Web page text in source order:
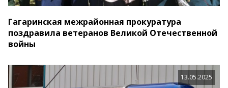
Гагаринская межрайонная прокуратура
поздравила ветеранов Великой Отечественной
войны
13.05.2025